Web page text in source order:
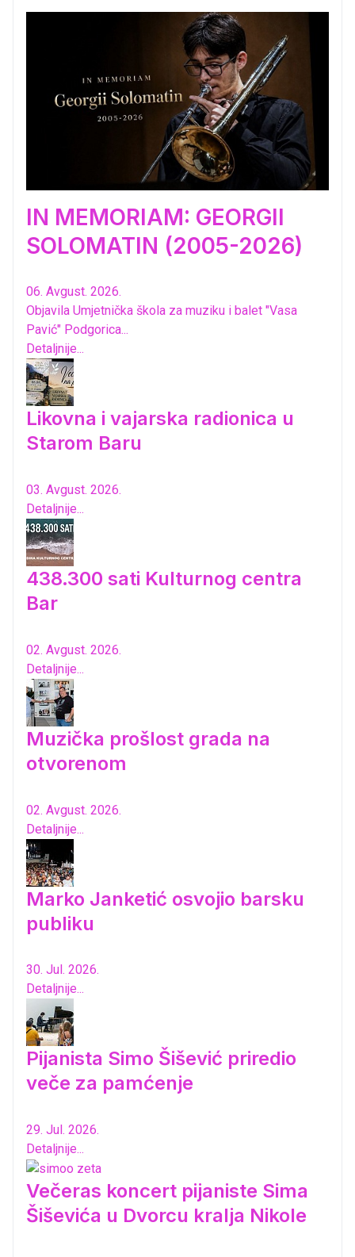
IN MEMORIAM: GEORGII
SOLOMATIN (2005-2026)
06. Avgust. 2026.
Objavila Umjetnička škola za muziku i balet "Vasa
Pavić" Podgorica...
Detaljnije...
Likovna i vajarska radionica u
Starom Baru
03. Avgust. 2026.
Detaljnije...
438.300 sati Kulturnog centra
Bar
02. Avgust. 2026.
Detaljnije...
Muzička prošlost grada na
otvorenom
02. Avgust. 2026.
Detaljnije...
Marko Janketić osvojio barsku
publiku
30. Jul. 2026.
Detaljnije...
Pijanista Simo Šišević priredio
veče za pamćenje
29. Jul. 2026.
Detaljnije...
Večeras koncert pijaniste Sima
Šiševića u Dvorcu kralja Nikole